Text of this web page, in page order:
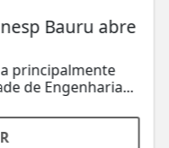
Bauru abre
principalmente
de Engenharia...